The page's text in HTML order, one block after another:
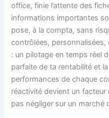
office, finie l’attente des
informations importantes
pose, à la compta, sans
contrôlées, personnalisées,
: un pilotage en temps réel
parfaite de ta rentabilité et
performances de chaque
réactivité devient un
pas négliger sur un marché